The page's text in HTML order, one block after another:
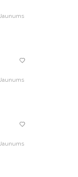
Jaunums
Jaunums
Jaunums